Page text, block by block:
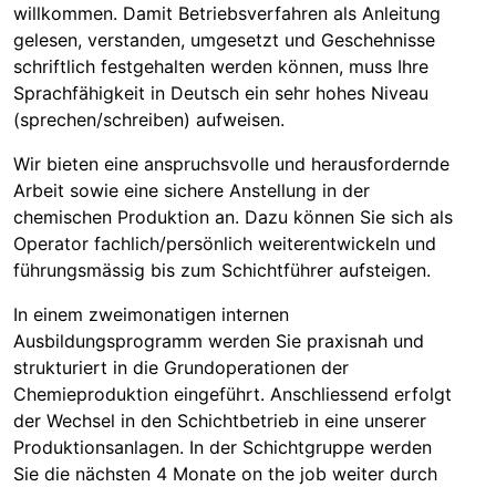
willkommen. Damit Betriebsverfahren als Anleitung
gelesen, verstanden, umgesetzt und Geschehnisse
schriftlich festgehalten werden können, muss Ihre
Sprachfähigkeit in Deutsch ein sehr hohes Niveau
(sprechen/schreiben) aufweisen.
Wir bieten eine anspruchsvolle und herausfordernde
Arbeit sowie eine sichere Anstellung in der
chemischen Produktion an. Dazu können Sie sich als
Operator fachlich/persönlich weiterentwickeln und
führungsmässig bis zum Schichtführer aufsteigen.
In einem zweimonatigen internen
Ausbildungsprogramm werden Sie praxisnah und
strukturiert in die Grundoperationen der
Chemieproduktion eingeführt. Anschliessend erfolgt
der Wechsel in den Schichtbetrieb in eine unserer
Produktionsanlagen. In der Schichtgruppe werden
Sie die nächsten 4 Monate on the job weiter durch